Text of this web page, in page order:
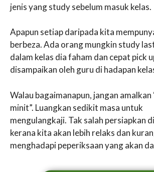
jenis yang study sebelum masuk kelas.
Apapun setiap daripada kita
berbeza. Ada orang mungkin study
dalam kelas dia faham dan cepat pick
disampaikan oleh guru di hadapan
Walau bagaimanapun, jangan
minit”. Luangkan sedikit masa untuk
mengulangkaji. Tak salah persiapkan
kerana kita akan lebih relaks dan
menghadapi peperiksaan yang akan